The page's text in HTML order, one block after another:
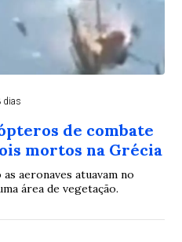
dias
de combate
mortos na Grécia
aeronaves atuavam no
área de vegetação.